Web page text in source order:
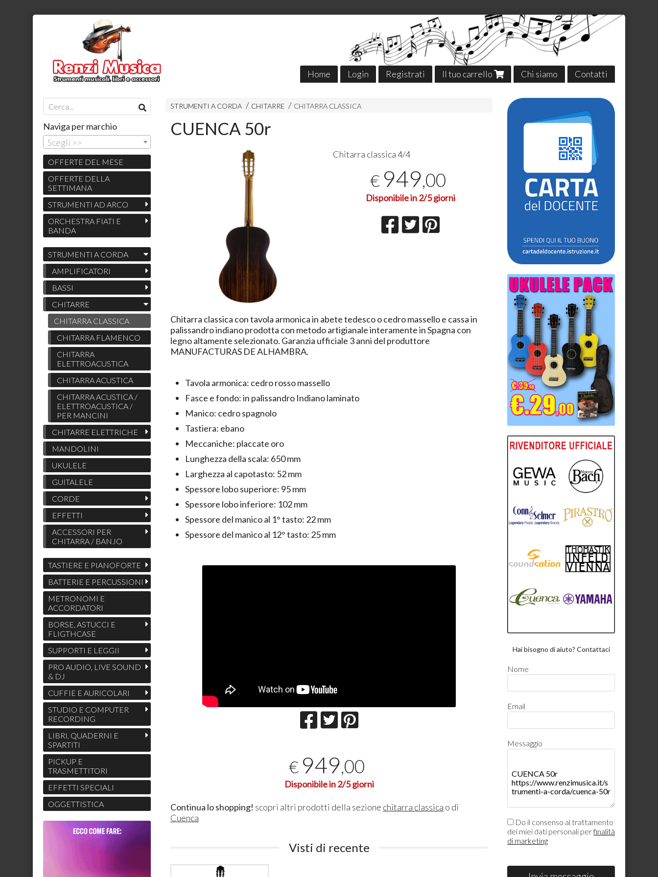
Home Login Registrati Il tuo carrello Chi siamo Contatti
STRUMENTI A CORDA CHITARRE CHITARRA CLASSICA
CUENCA 50r
Chitarra classica 4/4
€ 949,00
Disponibile in 2/5 giorni
Chitarra classica con tavola armonica in abete tedesco o cedro massello e cassa in
palissandro indiano prodotta con metodo artigianale interamente in Spagna con
legno altamente selezionato. Garanzia ufficiale 3 anni del produttore
MANUFACTURAS DE ALHAMBRA.
Tavola armonica: cedro rosso massello
Fasce e fondo: in palissandro Indiano laminato
Manico: cedro spagnolo
Tastiera: ebano
Meccaniche: placcate oro
Lunghezza della scala: 650 mm
Larghezza al capotasto: 52 mm
Spessore lobo superiore: 95 mm
Spessore lobo inferiore: 102 mm
Spessore del manico al 1° tasto: 22 mm
Spessore del manico al 12° tasto: 25 mm
€ 949,00
Disponibile in 2/5 giorni
Continua lo shopping! scopri altri prodotti della sezione chitarra classica o di
Cuenca
Visti di recente
Naviga per marchio
Scegli >>
OFFERTE DEL MESE
OFFERTE DELLA
SETTIMANA
STRUMENTI AD ARCO
ORCHESTRA FIATI E
BANDA
STRUMENTI A CORDA
AMPLIFICATORI
BASSI
CHITARRE
CHITARRA CLASSICA
CHITARRA FLAMENCO
CHITARRA
ELETTROACUSTICA
CHITARRA ACUSTICA
CHITARRA ACUSTICA /
ELETTROACUSTICA /
PER MANCINI
CHITARRE ELETTRICHE
MANDOLINI
UKULELE
GUITALELE
CORDE
EFFETTI
ACCESSORI PER
CHITARRA / BANJO
TASTIERE E PIANOFORTE
BATTERIE E PERCUSSIONI
METRONOMI E
ACCORDATORI
BORSE, ASTUCCI E
FLIGTHCASE
SUPPORTI E LEGGII
PRO AUDIO, LIVE SOUND
& DJ
CUFFIE E AURICOLARI
STUDIO E COMPUTER
RECORDING
LIBRI, QUADERNI E
SPARTITI
PICKUP E
TRASMETTITORI
EFFETTI SPECIALI
OGGETTISTICA
Hai bisogno di aiuto? Contattaci
Nome
Email
Messaggio
Do il consenso al trattamento
dei miei dati personali perfinalità
di marketing